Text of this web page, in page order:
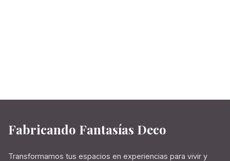
Fabricando Fantasías Deco
Transformamos tus espacios en experiencias para vivir y